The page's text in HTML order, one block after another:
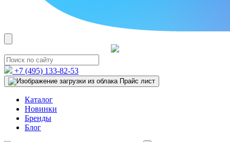
+7 (495) 133-82-53
Прайс лист
Каталог
Новинки
Бренды
Блог